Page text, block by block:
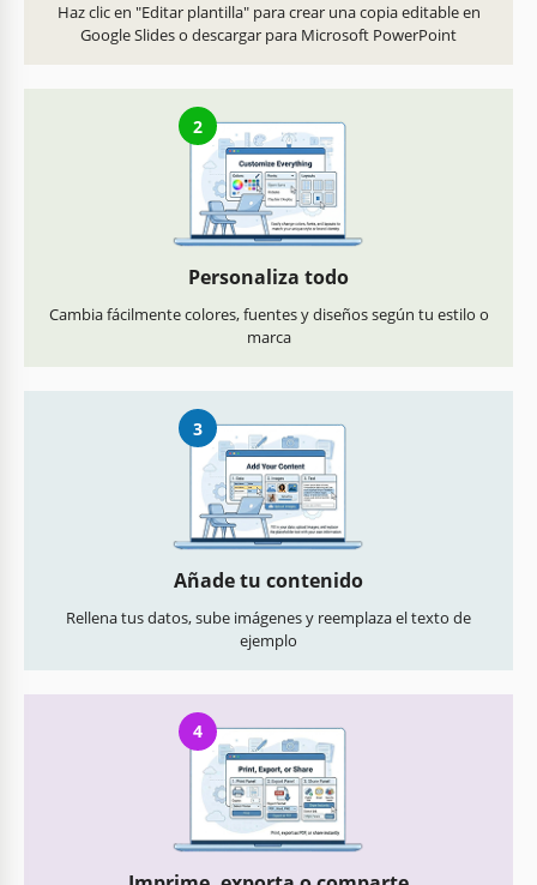
Haz clic en "Editar plantilla" para crear una copia editable en
Google Slides o descargar para Microsoft PowerPoint
2
Personaliza todo
Cambia fácilmente colores, fuentes y diseños según tu estilo o
marca
3
Añade tu contenido
Rellena tus datos, sube imágenes y reemplaza el texto de
ejemplo
4